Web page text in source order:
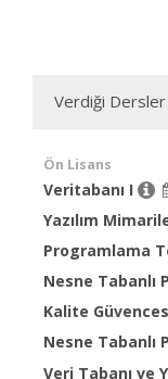
Verdiği Dersler
Ön Lisans
Veritabanı I
Yazılım
Programlama
Nesne Tabanlı
Kalite
Nesne Tabanlı
Veri Tabanı ve